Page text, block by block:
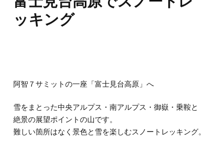
ッキング
阿智７サミットの一座「富士見台高原」へ
雪をまとった中央アルプス・南アルプス・御嶽・乗鞍と
絶景の展望ポイントの山です。
難しい箇所はなく景色と雪を楽しむスノートレッキング。